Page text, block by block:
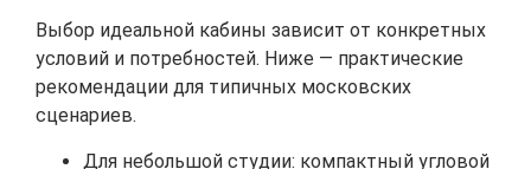
Выбор идеальной кабины зависит от конкретных
условий и потребностей. Ниже — практические
рекомендации для типичных московских
сценариев.
Для небольшой студии: компактный угловой